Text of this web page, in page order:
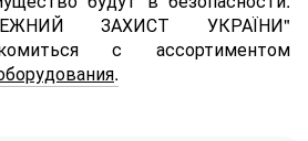
ЗАХИСТ УКРАЇНИ"
с ассортиментом
.